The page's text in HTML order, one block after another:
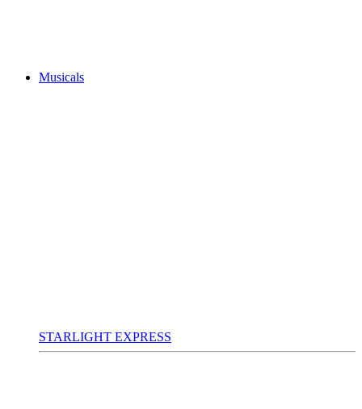
Musicals
STARLIGHT EXPRESS